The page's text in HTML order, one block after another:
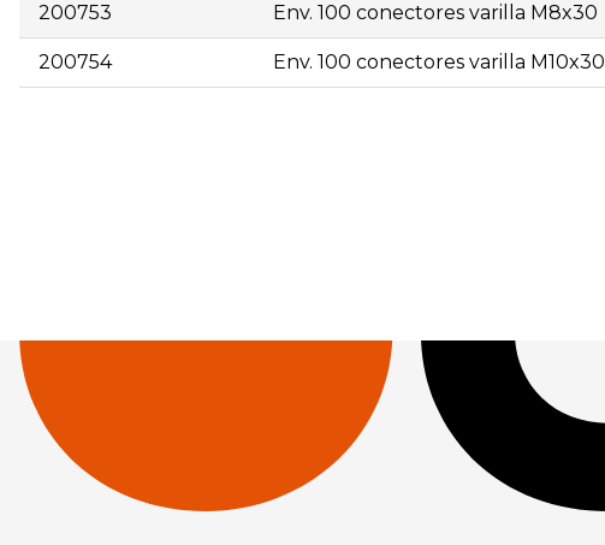
200753 Env. 100 conectores varilla M8x30
200754 Env. 100 conectores varilla M10x30